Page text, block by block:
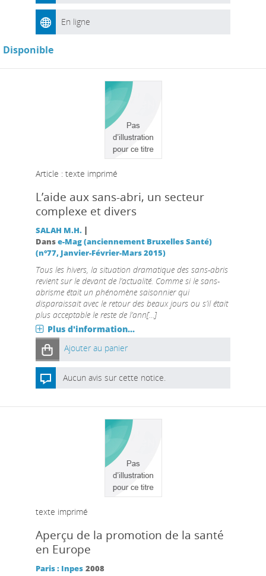
En ligne
Disponible
Article : texte imprimé
L’aide aux sans-abri, un secteur
complexe et divers
SALAH M.H. |
Danse-Mag (anciennement Bruxelles Santé)
(n°77, Janvier-Février-Mars 2015)
Tous les hivers, la situation dramatique des sans-abris
revient sur le devant de l’actualité. Comme si le sans-
abrisme était un phénomène saisonnier qui
disparaissait avec le retour des beaux jours ou s’il était
plus acceptable le reste de l’ann[...]
Plus d'information...
Ajouter au panier
Aucun avis sur cette notice.
texte imprimé
Aperçu de la promotion de la santé
en Europe
Paris : Inpes 2008